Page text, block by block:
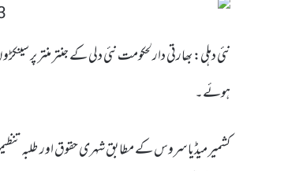
نئی دہلی: بھارتی دارلحکومت نئی دلی کے جنتر منتر پر
ہوئے۔
کشمیر میڈیا سروس کے مطابق شہری حقوق اور طلبہ